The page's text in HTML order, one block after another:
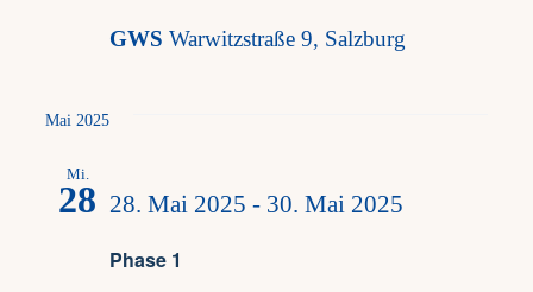
GWS Warwitzstraße 9, Salzburg
Mai 2025
Mi.
28
Phase 1
28. Mai 2025 - 30. Mai 2025